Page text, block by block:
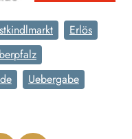
Erlös
Uebergabe